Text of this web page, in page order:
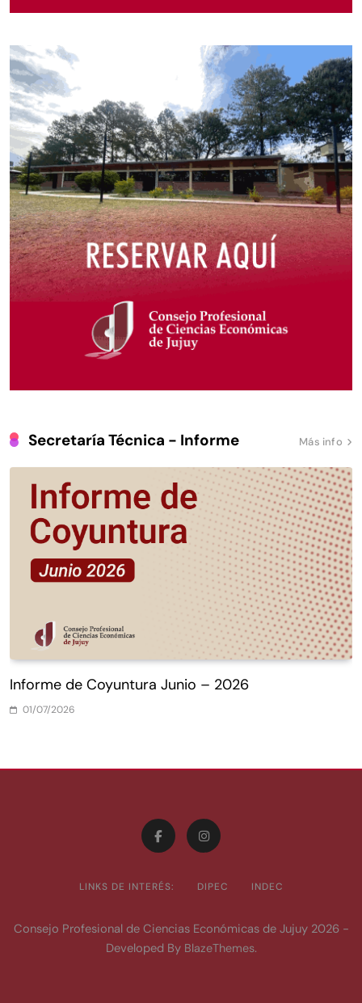
Más info
Secretaría Técnica - Informe
Informe de Coyuntura Junio – 2026
01/07/2026
LINKS DE INTERÉS: DIPEC INDEC
Consejo Profesional de Ciencias Económicas de Jujuy 2026 -
Developed By BlazeThemes.